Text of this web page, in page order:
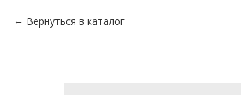
Вернуться в каталог